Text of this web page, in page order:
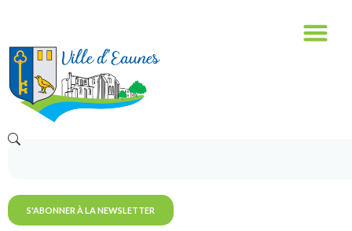
S'ABONNER À LA NEWSLETTER